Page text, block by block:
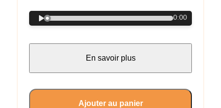
0:00
En savoir plus
Ajouter au panier